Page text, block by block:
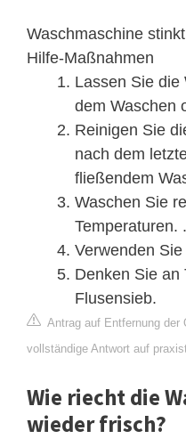
Waschmaschine
Hilfe-Maßnahmen
Lassen Sie die
dem Waschen
Reinigen Sie
nach dem
fließendem
Waschen Sie
Temperaturen.
Verwenden
Denken Sie an
Flusensieb.
Antrag auf Entfernung der
vollständige Antwort auf
Wie riecht die
wieder frisch?